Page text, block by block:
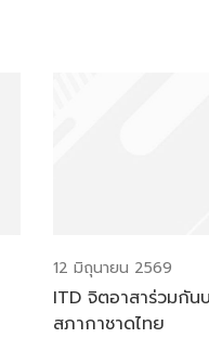
12 มิถุนายน 2569
ITD จิตอาสาร่วมกัน
สภากาชาดไทย